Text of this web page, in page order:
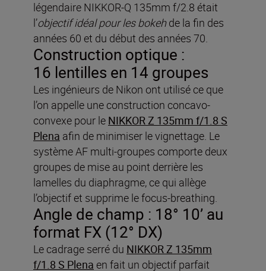
légendaire NIKKOR-Q 135mm f/2.8 était
l’objectif idéal pour les bokehde la fin des
années 60 et du début des années 70.
Construction optique :
16 lentilles en 14 groupes
Les ingénieurs de Nikon ont utilisé ce que
l’on appelle une construction concavo-
convexe pour le NIKKOR Z 135mm f/1.8 S
Plena afin de minimiser le vignettage. Le
système AF multi-groupes comporte deux
groupes de mise au point derrière les
lamelles du diaphragme, ce qui allège
l’objectif et supprime le focus-breathing.
Angle de champ : 18° 10’ au
format FX (12° DX)
Le cadrage serré du NIKKOR Z 135mm
f/1.8 S Plena en fait un objectif parfait